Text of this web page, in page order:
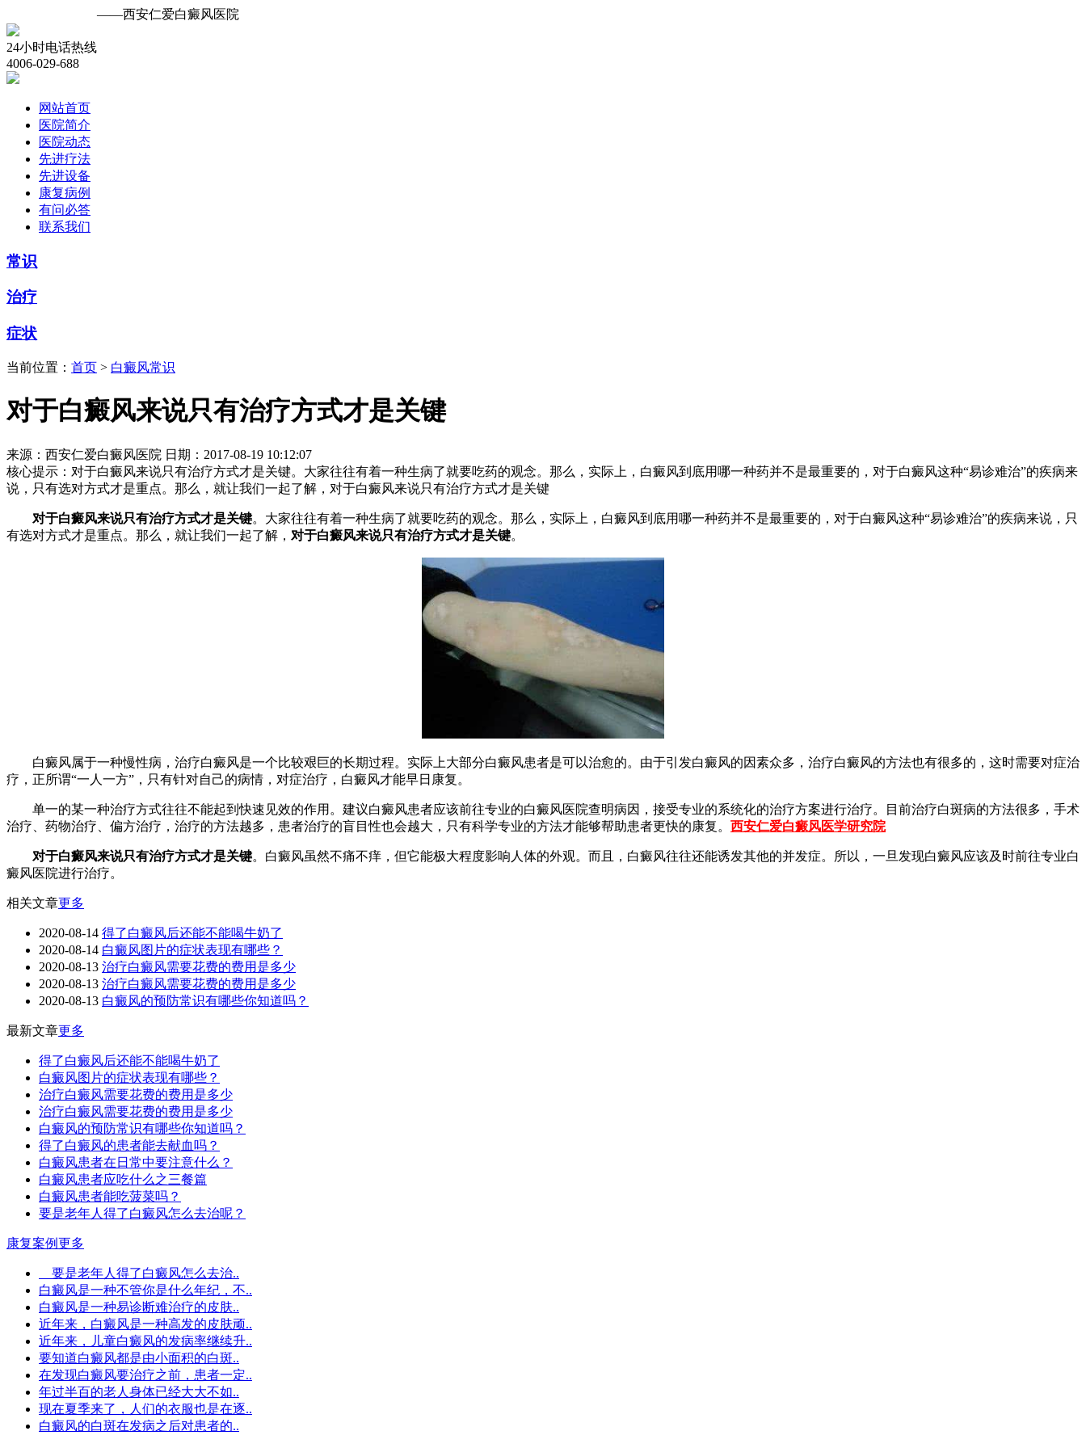
——西安仁爱白癜风医院
24小时电话热线
4006-029-688
网站首页
医院简介
医院动态
先进疗法
先进设备
康复病例
有问必答
联系我们
常识
治疗
症状
当前位置： 首页 > 白癜风常识
对于白癜风来说只有治疗方式才是关键
来源：西安仁爱白癜风医院 日期：2017-08-19 10:12:07
核心提示： 对于白癜风来说只有治疗方式才是关键。大家往往有着一种生病了就要吃药的观念。那么，实际上，白癜风到底用哪一种药并不是最重要的，对于白癜风这种“易诊难治”的疾病来
说，只有选对方式才是重点。那么，就让我们一起了解，对于白癜风来说只有治疗方式才是关键
对于白癜风来说只有治疗方式才是关键。大家往往有着一种生病了就要吃药的观念。那么，实际上，白癜风到底用哪一种药并不是最重要的，对于白癜风这种“易诊难治”的疾病来说，只
有选对方式才是重点。那么，就让我们一起了解， 对于白癜风来说只有治疗方式才是关键。
白癜风属于一种慢性病，治疗白癜风是一个比较艰巨的长期过程。实际上大部分白癜风患者是可以治愈的。由于引发白癜风的因素众多，治疗白癜风的方法也有很多的，这时需要对症治
疗，正所谓“一人一方”，只有针对自己的病情，对症治疗，白癜风才能早日康复。
单一的某一种治疗方式往往不能起到快速见效的作用。建议白癜风患者应该前往专业的白癜风医院查明病因，接受专业的系统化的治疗方案进行治疗。目前治疗白斑病的方法很多，手术
治疗、药物治疗、偏方治疗，治疗的方法越多，患者治疗的盲目性也会越大，只有科学专业的方法才能够帮助患者更快的康复。 西安仁爱白癜风医学研究院
对于白癜风来说只有治疗方式才是关键。白癜风虽然不痛不痒，但它能极大程度影响人体的外观。而且，白癜风往往还能诱发其他的并发症。所以，一旦发现白癜风应该及时前往专业白
癜风医院进行治疗。
相关文章更多
2020-08-14 得了白癜风后还能不能喝牛奶了
2020-08-14 白癜风图片的症状表现有哪些？
2020-08-13 治疗白癜风需要花费的费用是多少
2020-08-13 治疗白癜风需要花费的费用是多少
2020-08-13 白癜风的预防常识有哪些你知道吗？
最新文章更多
得了白癜风后还能不能喝牛奶了
白癜风图片的症状表现有哪些？
治疗白癜风需要花费的费用是多少
治疗白癜风需要花费的费用是多少
白癜风的预防常识有哪些你知道吗？
得了白癜风的患者能去献血吗？
白癜风患者在日常中要注意什么？
白癜风患者应吃什么之三餐篇
白癜风患者能吃菠菜吗？
要是老年人得了白癜风怎么去治呢？
康复案例更多
要是老年人得了白癜风怎么去治..
白癜风是一种不管你是什么年纪，不..
白癜风是一种易诊断难治疗的皮肤..
近年来，白癜风是一种高发的皮肤顽..
近年来，儿童白癜风的发病率继续升..
要知道白癜风都是由小面积的白斑..
在发现白癜风要治疗之前，患者一定..
年过半百的老人身体已经大大不如..
现在夏季来了，人们的衣服也是在逐..
白癜风的白斑在发病之后对患者的..